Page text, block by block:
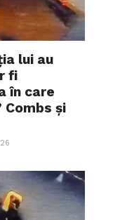
lui au
fi
în care
Combs și